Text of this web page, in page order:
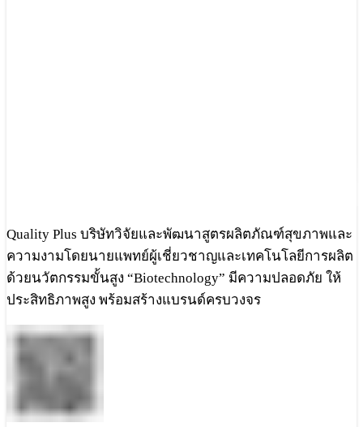
Quality Plus บริษัทวิจัยและพัฒนาสูตรผลิตภัณฑ์สุขภาพและ
ความงามโดยนายแพทย์ผู้เชี่ยวชาญและเทคโนโลยีการผลิต
ด้วยนวัตกรรมขั้นสูง “Biotechnology” มีความปลอดภัย ให้
ประสิทธิภาพสูง พร้อมสร้างแบรนด์ครบวงจร